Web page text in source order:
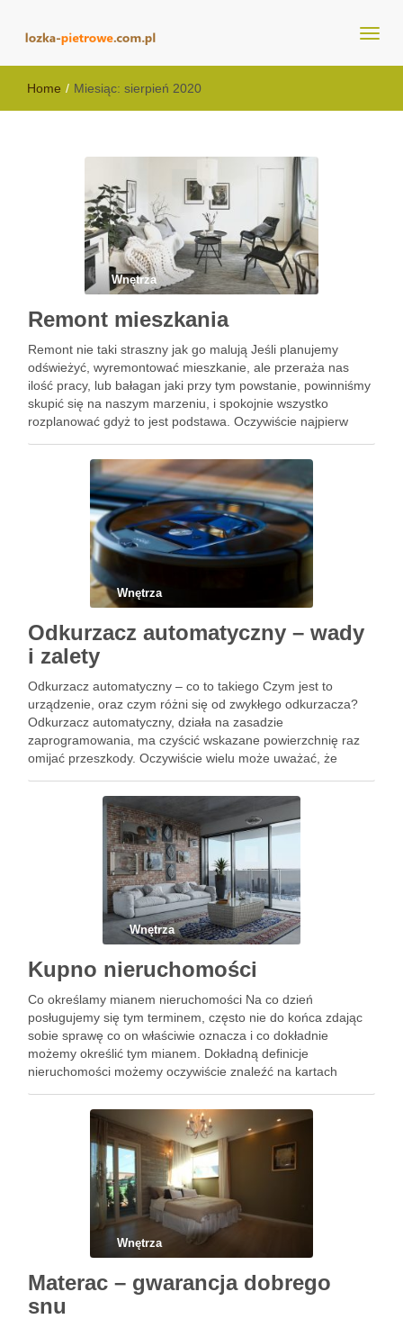
lozka-pietrowe.com.pl
Home / Miesiąc: sierpień 2020
Wnętrza
Remont mieszkania
Remont nie taki straszny jak go malują Jeśli planujemy
odświeżyć, wyremontować mieszkanie, ale przeraża nas
ilość pracy, lub bałagan jaki przy tym powstanie, powinniśmy
skupić się na naszym marzeniu, i spokojnie wszystko
rozplanować gdyż to jest podstawa. Oczywiście najpierw
chcemy wprowadzać generalny remont, …
Wnętrza
Odkurzacz automatyczny – wady
i zalety
Odkurzacz automatyczny – co to takiego Czym jest to
urządzenie, oraz czym różni się od zwykłego odkurzacza?
Odkurzacz automatyczny, działa na zasadzie
zaprogramowania, ma czyścić wskazane powierzchnię raz
omijać przeszkody. Oczywiście wielu może uważać, że
urządzenie jest skuteczne, czy potrzebne. …
Wnętrza
Kupno nieruchomości
Co określamy mianem nieruchomości Na co dzień
posługujemy się tym terminem, często nie do końca zdając
sobie sprawę co on właściwie oznacza i co dokładnie
możemy określić tym mianem. Dokładną definicje
nieruchomości możemy oczywiście znaleźć na kartach
nas oznacza? I co …
Wnętrza
Materac – gwarancja dobrego
snu